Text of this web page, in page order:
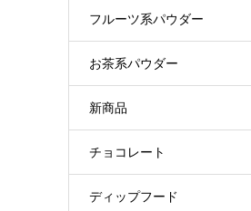
フルーツ系パウダー
お茶系パウダー
新商品
チョコレート
ディップフード